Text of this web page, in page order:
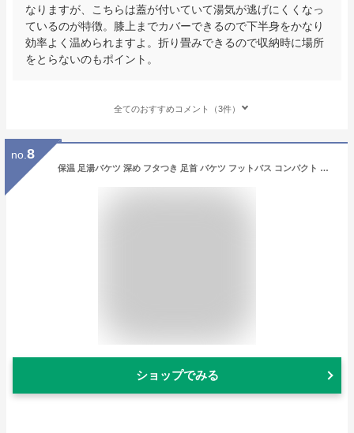
なりますが、こちらは蓋が付いていて湯気が逃げにくくなっ
ているのが特徴。膝上までカバーできるので下半身をかなり
効率よく温められますよ。折り畳みできるので収納時に場所
をとらないのもポイント。
全てのおすすめコメント（3件）
no. 8
保温 足湯バケツ 深め フタつき 足首 バケツ フットバス コンパクト 自宅 ポータブル 足湯器 ふくらはぎ 防災 収納ポーチ付き 大容量 折りたたみ おしゃれ アウトドア 出張 旅行 ピクニック 洗濯 軽量 釣り 洗車 キャンプ 公園 【送料無料】足湯
ショップでみる